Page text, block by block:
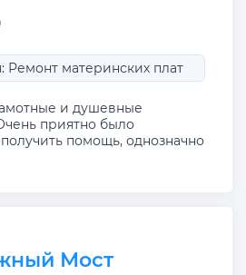
Ремонт материнских плат
и душевные
приятно было
помощь, однозначно
Мост